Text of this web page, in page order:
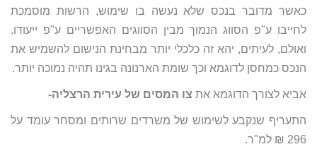
כאשר מדובר בנכס שלא נעשה בו שימוש, הרשות מוסמכת
לחייבו ע"פ הסווג הנמוך מבין הסווגים האפשריים ע"פ ייעודו.
ואולם, לעיתים, יהא זה כלכלי יותר מבחינת הנישום להשמיש את
הנכס כמחסן לדוגמא וכך שומת הארנונה בגינו תהיה נמוכה יותר.
אביא לצורך הדוגמא את צו המסים של עירית הרצליה-
התעריף שנקבע לשימוש של משרדים שרותים ומסחר עומד על
296 ₪ למ"ר.